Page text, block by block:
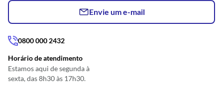
Envie um e-mail
0800 000 2432
Horário de atendimento
Estamos aqui de segunda à
sexta, das 8h30 às 17h30.